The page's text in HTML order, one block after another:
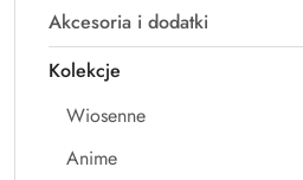
Akcesoria i dodatki
Kolekcje
Wiosenne
Anime